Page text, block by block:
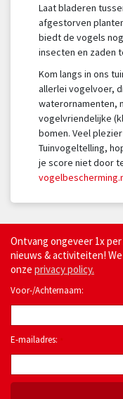
Laat bladeren
afgestorven
biedt de vogels
insecten en zaden
Kom langs in ons
allerlei vogelvoer,
waterornamenten,
vogelvriendelijke
bomen. Veel
Tuinvogeltelling,
je score niet door
Ontvang ongeveer 1x
nieuws & activiteiten!
onze privacy policy.
Voor-/Achternaam:
E-mailadres: